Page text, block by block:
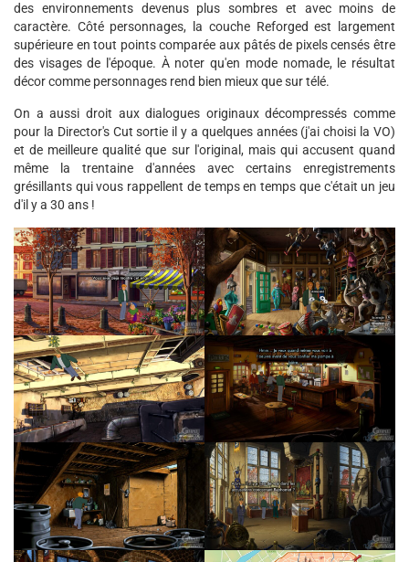
des environnements devenus plus sombres et avec moins de
caractère. Côté personnages, la couche Reforged est largement
supérieure en tout points comparée aux pâtés de pixels censés être
des visages de l'époque. À noter qu'en mode nomade, le résultat
décor comme personnages rend bien mieux que sur télé.
On a aussi droit aux dialogues originaux décompressés comme
pour la Director's Cut sortie il y a quelques années (j'ai choisi la VO)
et de meilleure qualité que sur l'original, mais qui accusent quand
même la trentaine d'années avec certains enregistrements
grésillants qui vous rappellent de temps en temps que c'était un jeu
d'il y a 30 ans !